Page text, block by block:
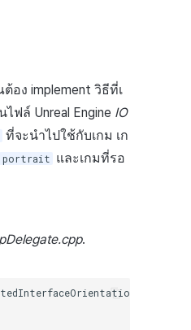
อง implement วิธีที่เ
ไฟล์ Unreal Engine IO
ที่จะนำไปใช้กับเกม เก
portrait และเกมที่รอ
.